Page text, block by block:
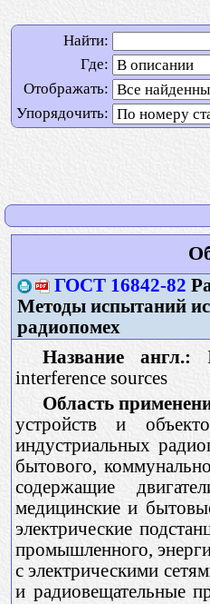
Найти:
Где:
Отображать:
Упорядочить:
ГОСТ 16842-82
Методы испытаний
радиопомех
Название англ.:
interference sources
Область
устройств и
индустриальных
бытового,
содержащие
медицинские и
электрические
промышленного,
с электрическими
и радиовещательные